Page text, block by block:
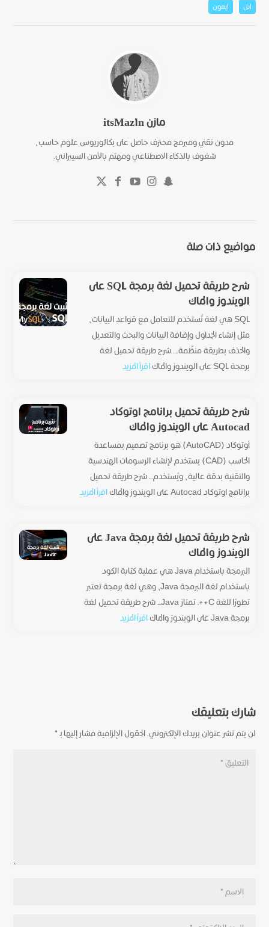
ابل ايفون
مازن itsMaz1n
مدون تقني ومبرمج محترف حاصل على بكالوريوس علوم حاسب،
شغوف بالذكاء الاصطناعي ومهتم بالأمن السيبراني.
مواضيع ذات صلة
شرح طريقة تحميل لغة برمجة SQL على
الويندوز والماك
SQL هي لغة تُستخدم للتعامل مع قواعد البيانات،
مثل إنشاء الجداول وإضافة البيانات والبحث والتعديل
والحذف بطريقة منظّمة.... شرح طريقة تحميل لغة
برمجة SQL على الويندوز والماك
اقرأ المزيد
شرح طريقة تحميل برانامج اوتوكاد
Autocad على الويندوز والماك
أوتوكاد (AutoCAD) هو برنامج تصميم بمساعدة
الحاسب (CAD) يستخدم لإنشاء الرسومات الهندسية
والتقنية بدقة عالية، ويُستخدم... شرح طريقة تحميل
برانامج اوتوكاد Autocad على الويندوز والماك
اقرأ المزيد
شرح طريقة تحميل لغة برمجة Java على
الويندوز والماك
البرمجة باستخدام Java هي عملية كتابة الكود
باستخدام لغة البرمجة Java، وهي لغة برمجة تعتبر
تطورًا للغة C++. تمتاز Java... شرح طريقة تحميل لغة
برمجة Java على الويندوز والماك
اقرأ المزيد
شارك بتعليقك
لن يتم نشر عنوان بريدك الإلكتروني.الحقول الإلزامية مشار إليها بـ *